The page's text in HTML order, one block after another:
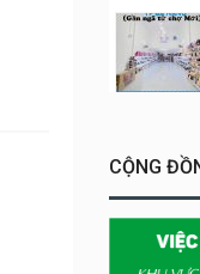
CỘNG